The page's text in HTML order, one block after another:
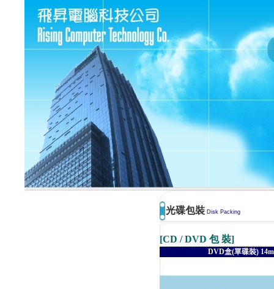
光碟包裝 Disk Packing
[CD / DVD 包 裝]
DVD盒(單碟裝)